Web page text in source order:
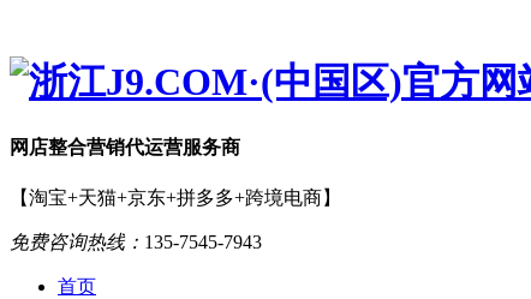
网店整合营销代运营服务商
【淘宝+天猫+京东+拼多多+跨境电商】
免费咨询热线： 135-7545-7943
首页